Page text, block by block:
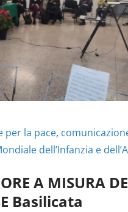
per la pace,
dell’Infanzia e
A MISURA
Basilicata